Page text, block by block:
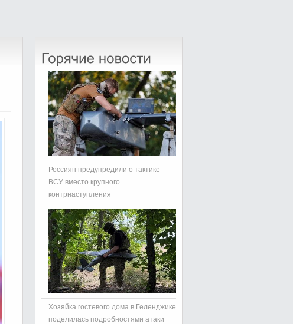
Россиян предупредили о тактике
ВСУ вместо крупного
контрнаступления
Хозяйка гостевого дома в Геленджике
поделилась подробностями атаки